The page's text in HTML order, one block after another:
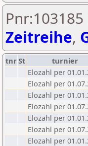
Zeitreihe,
tnrSt turnier
Elozahl per
Elozahl per
Elozahl per
Elozahl per
Elozahl per
Elozahl per
Elozahl per